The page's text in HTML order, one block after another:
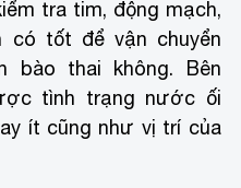
tra tim, động mạch,
có tốt để vận chuyển
bào thai không. Bên
tình trạng nước ối
ít cũng như vị trí của